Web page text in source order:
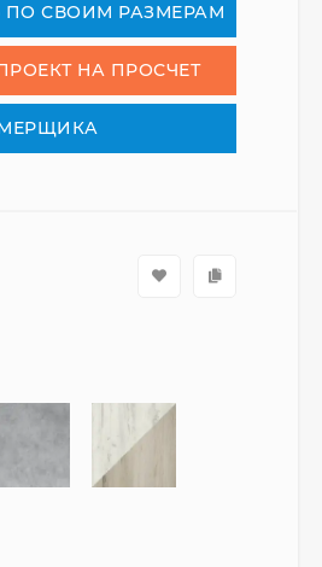
ПО СВОИМ РАЗМЕРАМ
НА ПРОСЧЕТ